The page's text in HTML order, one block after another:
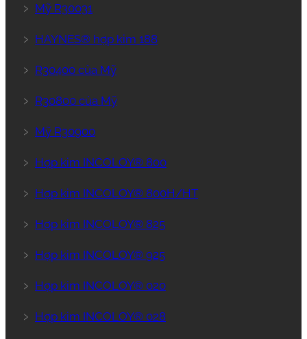
﹥ Mỹ R30031
﹥ HAYNES® hợp kim 188
﹥ R30400 của Mỹ
﹥ R30800 của Mỹ
﹥ Mỹ R30900
﹥ Hợp kim INCOLOY® 800
﹥ Hợp kim INCOLOY® 800H/HT
﹥ Hợp kim INCOLOY® 825
﹥ Hợp kim INCOLOY® 925
﹥ Hợp kim INCOLOY® 020
﹥ Hợp kim INCOLOY® 028